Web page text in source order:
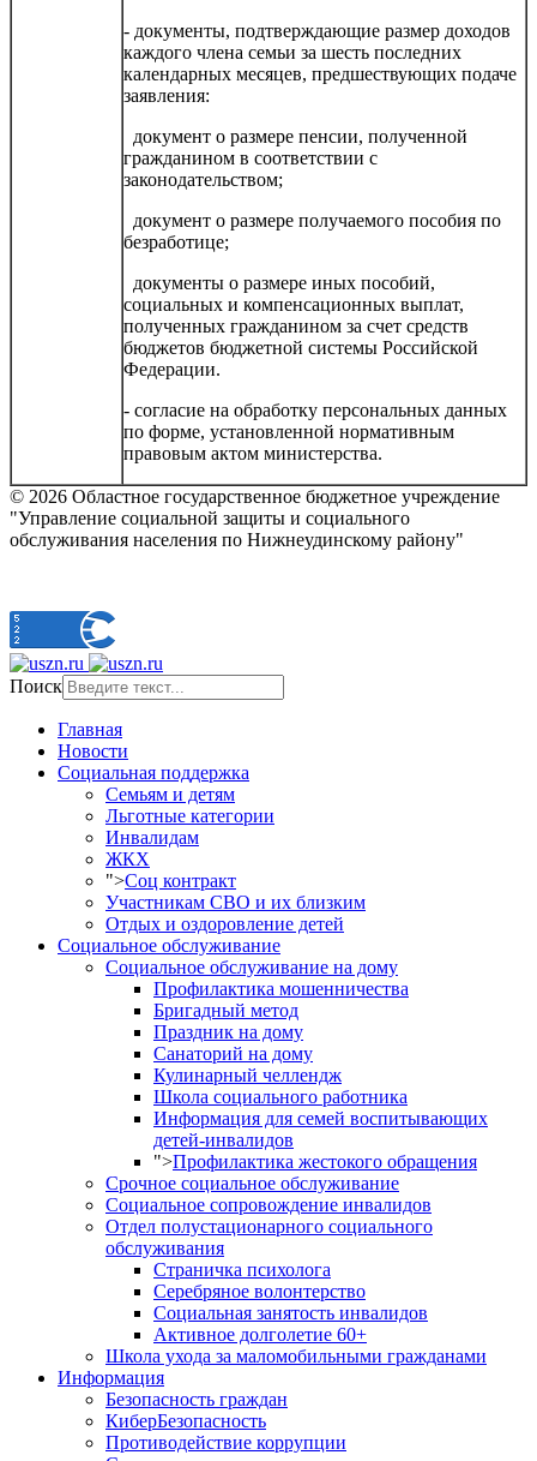
- документы, подтверждающие размер доходов
каждого члена семьи за шесть последних
календарных месяцев, предшествующих подаче
заявления:
документ о размере пенсии, полученной
гражданином в соответствии с
законодательством;
документ о размере получаемого пособия по
безработице;
документы о размере иных пособий,
социальных и компенсационных выплат,
полученных гражданином за счет средств
бюджетов бюджетной системы Российской
Федерации.
- согласие на обработку персональных данных
по форме, установленной нормативным
правовым актом министерства.
© 2026 Областное государственное бюджетное учреждение
"Управление социальной защиты и социального
обслуживания населения по Нижнеудинскому району"
Поиск
Главная
Новости
Социальная поддержка
Семьям и детям
Льготные категории
Инвалидам
ЖКХ
">Соц контракт
Участникам СВО и их близким
Отдых и оздоровление детей
Социальное обслуживание
Социальное обслуживание на дому
Профилактика мошенничества
Бригадный метод
Праздник на дому
Санаторий на дому
Кулинарный челлендж
Школа социального работника
Информация для семей воспитывающих
детей-инвалидов
">Профилактика жестокого обращения
Срочное социальное обслуживание
Социальное сопровождение инвалидов
Отдел полустационарного социального
обслуживания
Страничка психолога
Серебряное волонтерство
Социальная занятость инвалидов
Активное долголетие 60+
Школа ухода за маломобильными гражданами
Информация
Безопасность граждан
КиберБезопасность
Противодействие коррупции